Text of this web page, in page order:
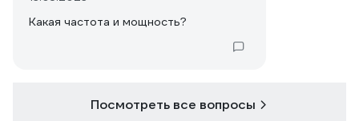
Какая частота и мощность?
Посмотреть все вопросы